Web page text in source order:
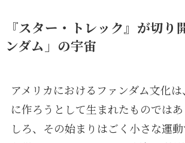
『スター・トレック』が切り
ンダム」の宇宙
アメリカにおけるファンダム文化
に作ろうとして生まれたものでは
しろ、その始まりはごく小さな運